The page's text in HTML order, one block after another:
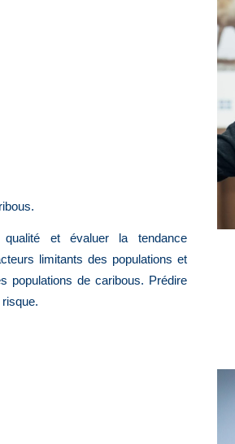
et évaluer la tendance
limitants des populations et
populations de caribous. Prédire
risque.